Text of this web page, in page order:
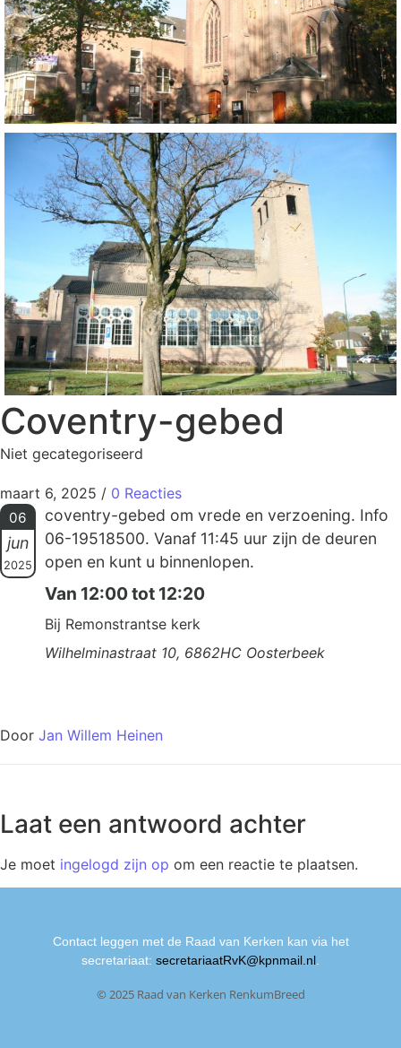
Coventry-gebed
Niet gecategoriseerd
maart 6, 2025 / 0 Reacties
06
jun
2025
coventry-gebed om vrede en verzoening. Info
06-19518500. Vanaf 11:45 uur zijn de deuren
open en kunt u binnenlopen.
Van 12:00 tot 12:20
Bij Remonstrantse kerk
Wilhelminastraat 10, 6862HC Oosterbeek
Door Jan Willem Heinen
Laat een antwoord achter
Je moet ingelogd zijn op om een reactie te plaatsen.
Contact leggen met de Raad van Kerken kan via het
secretariaat: secretariaatRvK@kpnmail.nl.
© 2025 Raad van Kerken RenkumBreed